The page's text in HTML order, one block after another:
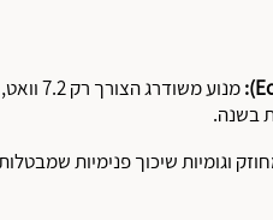
מנוע
בשנה.
וגומיות שיכוך פנימיות